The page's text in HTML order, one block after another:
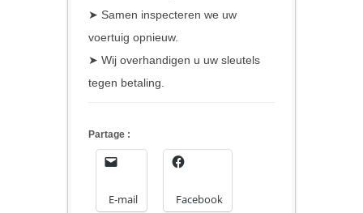
➤ Samen inspecteren we uw
voertuig opnieuw.
➤ Wij overhandigen u uw sleutels
tegen betaling.
Partage :
E-mail Facebook